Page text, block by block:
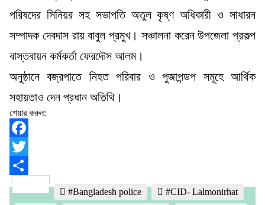
পরিষদের সিনিয়র সহ সভাপতি অতুল কৃষ্ণ অধিকারী ও সাধারন
সম্পাদক দেবদাস রায় বাবুল প্রমুখ। সঞ্চালনা করেন উপজেলা প্রকল্প
বাস্তবায়ন কর্মকর্তা ফেরদৌস আলম।
অনুষ্ঠানে বজ্রপাতে নিহত পরিবার ও পুজাপন্ডপ সমূহে আর্থিক
সহায়তাও দেন প্রধান অতিথি।
শেয়ার করুন:
Facebook
Twitter
#Bangladesh police
#CID- Lalmonirhat